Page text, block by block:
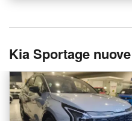
Kia Sportage nuove